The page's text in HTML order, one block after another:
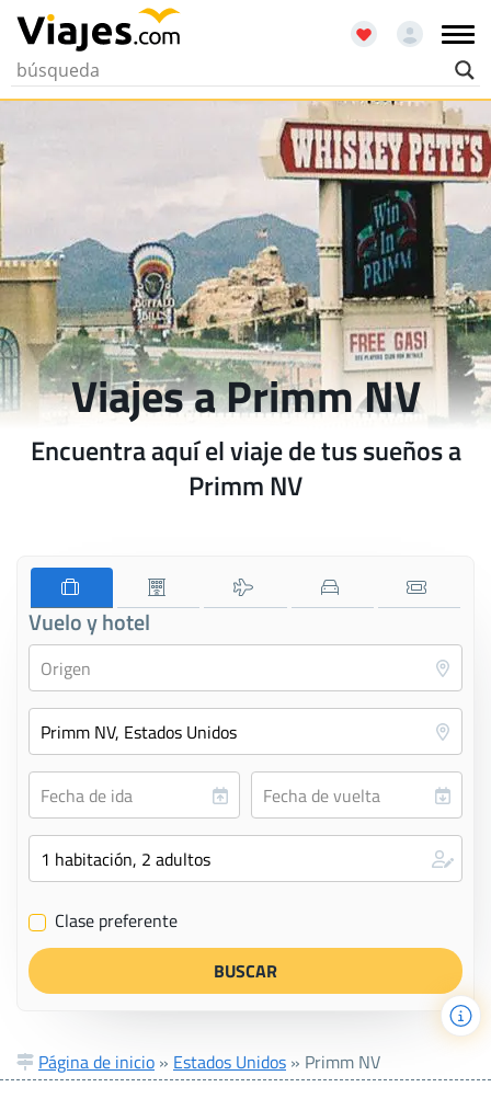
Viajes a Primm NV
Encuentra aquí el viaje de tus sueños a
Primm NV
Vuelo y hotel
✔ Clase preferente
Página de inicio » Estados Unidos » Primm NV